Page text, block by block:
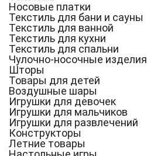
Носовые платки
Текстиль для бани и сауны
Текстиль для ванной
Текстиль для кухни
Текстиль для спальни
Чулочно-носочные изделия
Шторы
Товары для детей
Воздушные шары
Игрушки для девочек
Игрушки для мальчиков
Игрушки для развлечений
Конструкторы
Летние товары